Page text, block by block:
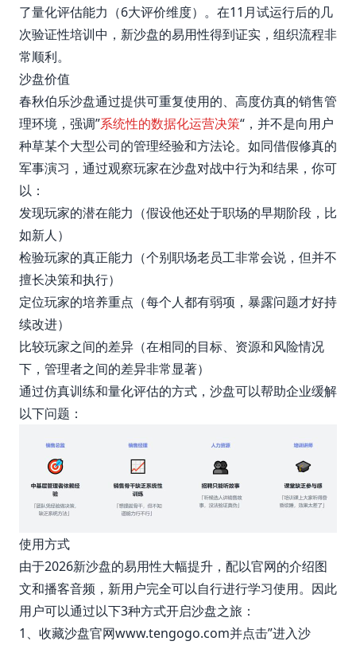
了量化评估能力（6大评价维度）。在11月试运行后的几
次验证性培训中，新沙盘的易用性得到证实，组织流程非
常顺利。
沙盘价值
春秋伯乐沙盘通过提供可重复使用的、高度仿真的销售管
理环境，强调”系统性的数据化运营决策“，并不是向用户
种草某个大型公司的管理经验和方法论。如同借假修真的
军事演习，通过观察玩家在沙盘对战中行为和结果，你可
以：
发现玩家的潜在能力（假设他还处于职场的早期阶段，比
如新人）
检验玩家的真正能力（个别职场老员工非常会说，但并不
擅长决策和执行）
定位玩家的培养重点（每个人都有弱项，暴露问题才好持
续改进）
比较玩家之间的差异（在相同的目标、资源和风险情况
下，管理者之间的差异非常显著）
通过仿真训练和量化评估的方式，沙盘可以帮助企业缓解
以下问题：
使用方式
由于2026新沙盘的易用性大幅提升，配以官网的介绍图
文和播客音频，新用户完全可以自行进行学习使用。因此
用户可以通过以下3种方式开启沙盘之旅：
1、收藏沙盘官网www.tengogo.com并点击”进入沙